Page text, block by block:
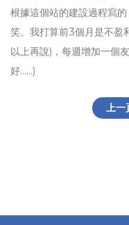
根據這個站的建設過程寫
笑。我打算前3個月是不
以上再說)，每週增加一個
好……)
上一